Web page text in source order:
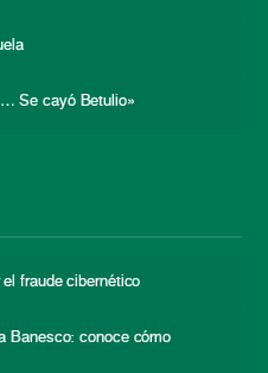
Se cayó Betulio»
fraude cibernético
Banesco: conoce cómo